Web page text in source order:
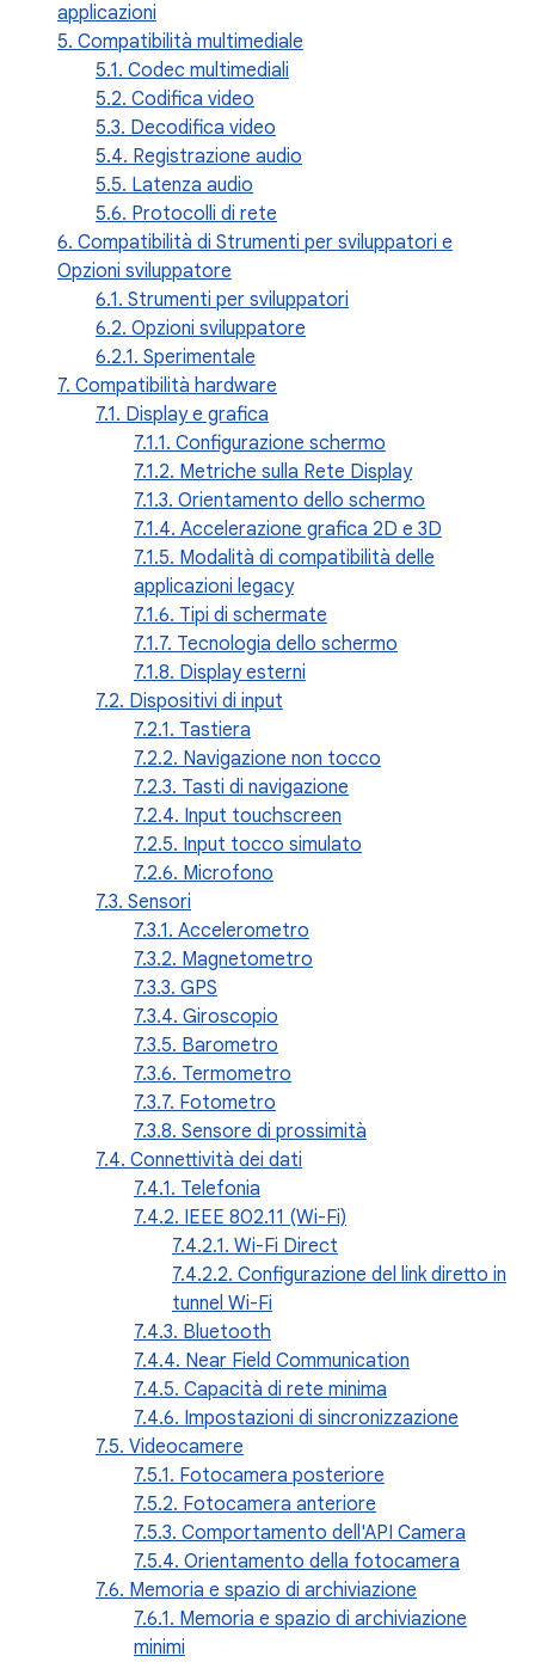
applicazioni
5. Compatibilità multimediale
5.1. Codec multimediali
5.2. Codifica video
5.3. Decodifica video
5.4. Registrazione audio
5.5. Latenza audio
5.6. Protocolli di rete
6. Compatibilità di Strumenti per sviluppatori e
Opzioni sviluppatore
6.1. Strumenti per sviluppatori
6.2. Opzioni sviluppatore
6.2.1. Sperimentale
7. Compatibilità hardware
7.1. Display e grafica
7.1.1. Configurazione schermo
7.1.2. Metriche sulla Rete Display
7.1.3. Orientamento dello schermo
7.1.4. Accelerazione grafica 2D e 3D
7.1.5. Modalità di compatibilità delle
applicazioni legacy
7.1.6. Tipi di schermate
7.1.7. Tecnologia dello schermo
7.1.8. Display esterni
7.2. Dispositivi di input
7.2.1. Tastiera
7.2.2. Navigazione non tocco
7.2.3. Tasti di navigazione
7.2.4. Input touchscreen
7.2.5. Input tocco simulato
7.2.6. Microfono
7.3. Sensori
7.3.1. Accelerometro
7.3.2. Magnetometro
7.3.3. GPS
7.3.4. Giroscopio
7.3.5. Barometro
7.3.6. Termometro
7.3.7. Fotometro
7.3.8. Sensore di prossimità
7.4. Connettività dei dati
7.4.1. Telefonia
7.4.2. IEEE 802.11 (Wi-Fi)
7.4.2.1. Wi-Fi Direct
7.4.2.2. Configurazione del link diretto in
tunnel Wi-Fi
7.4.3. Bluetooth
7.4.4. Near Field Communication
7.4.5. Capacità di rete minima
7.4.6. Impostazioni di sincronizzazione
7.5. Videocamere
7.5.1. Fotocamera posteriore
7.5.2. Fotocamera anteriore
7.5.3. Comportamento dell'API Camera
7.5.4. Orientamento della fotocamera
7.6. Memoria e spazio di archiviazione
7.6.1. Memoria e spazio di archiviazione
minimi